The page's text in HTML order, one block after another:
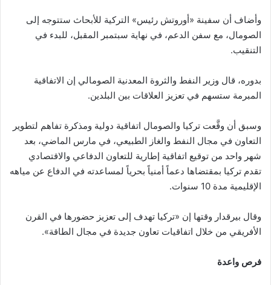
وأضاف أن سفينة «أوروتش رئيس» التركية للأبحاث ستتوجه إلى
الصومال، مع سفن الدعم، في نهاية سبتمبر المقبل، للبدء في
التنقيب.
بدوره، قال وزير النفط والثروة المعدنية الصومالي إن الاتفاقية
المبرمة ستسهم في تعزيز العلاقات بين البلدين.
وسبق أن وقَّعت تركيا والصومال اتفاقية دولية ومذكرة تفاهم لتطوير
التعاون في مجال النفط والغاز الطبيعي، في مارس الماضي، بعد
شهر واحد من توقيع اتفاقية إطارية للتعاون الدفاعي والاقتصادي
تقدم تركيا بمقتضاها دعماً أمنياً بحرياً لمساعدته في الدفاع عن مياهه
الإقليمية مدة 10 سنوات.
وقال بيرقدار وقتها إن «تركيا تهدف إلى تعزيز حضورها في القرن
الأفريقي من خلال اتفاقيات تعاون جديدة في مجال الطاقة».
فرص واعدة